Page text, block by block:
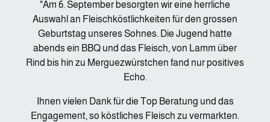
"Am 6. September besorgten wir eine herrliche
Auswahl an Fleischköstlichkeiten für den grossen
Geburtstag unseres Sohnes. Die Jugend hatte
abends ein BBQ und das Fleisch, von Lamm über
Rind bis hin zu Merguezwürstchen fand nur positives
Echo.
Ihnen vielen Dank für die Top Beratung und das
Engagement, so köstliches Fleisch zu vermarkten.